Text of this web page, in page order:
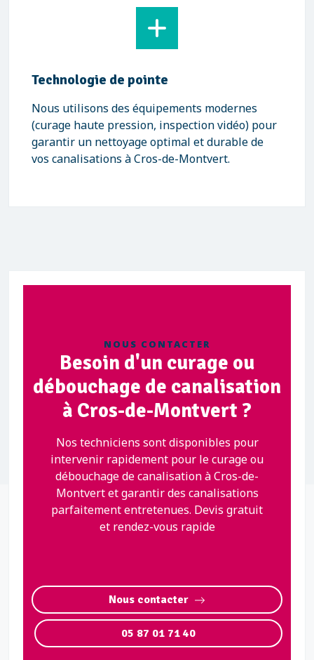
Technologie de pointe
Nous utilisons des équipements modernes
(curage haute pression, inspection vidéo) pour
garantir un nettoyage optimal et durable de
vos canalisations à Cros-de-Montvert.
NOUS CONTACTER
Besoin d'un curage ou
débouchage de canalisation
à Cros-de-Montvert ?
Nos techniciens sont disponibles pour
intervenir rapidement pour le curage ou
débouchage de canalisation à Cros-de-
Montvert et garantir des canalisations
parfaitement entretenues. Devis gratuit
et rendez-vous rapide
Nous contacter
05 87 01 71 40